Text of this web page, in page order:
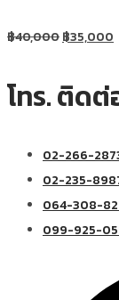
฿40,000฿35,000
โทร. ติด
02-266-
02-235-
064-308-
099-925-